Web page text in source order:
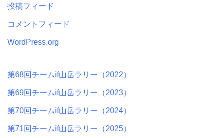
投稿フィード
コメントフィード
WordPress.org
第68回チームif山岳ラリー（2022）
第69回チームif山岳ラリー（2023）
第70回チームif山岳ラリー（2024）
第71回チームif山岳ラリー（2025）